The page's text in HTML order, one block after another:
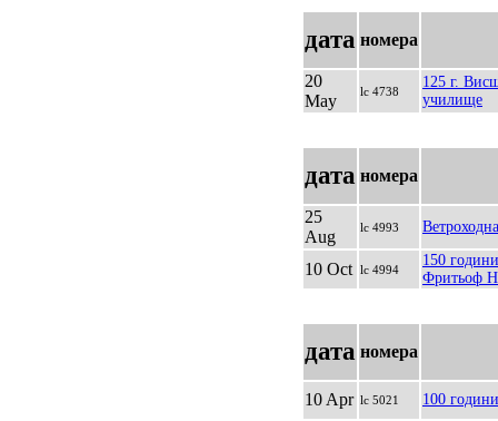
дата номера
20
May
lc 4738
125 г.
училище
дата номера
25
Aug
lc 4993
10 Oct lc 4994
150
Фритьоф
дата номера
10 Apr lc 5021 100